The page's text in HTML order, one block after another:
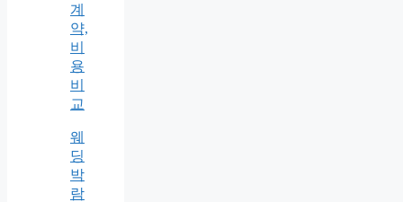
계
약,
비
용
비
교
웨
딩
박
람